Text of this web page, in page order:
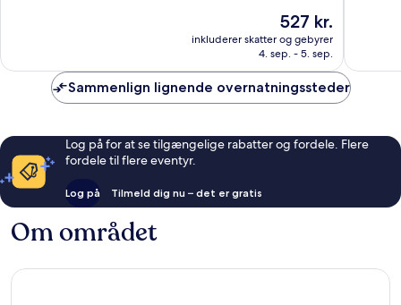
anmeldelser
Prisen
527 kr.
527 kr.
inkluderer skatter og gebyrer
4. sep. - 5. sep.
Sammenlign lignende overnatningssteder
Log på for at se tilgængelige rabatter og fordele. Flere
fordele til flere eventyr.
Log på Tilmeld dig nu – det er gratis
Om området